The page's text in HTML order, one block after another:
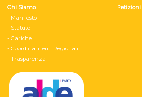
Chi Siamo
- Manifesto
- Statuto
- Cariche
- Coordinamenti Regionali
- Trasparenza
Petizioni